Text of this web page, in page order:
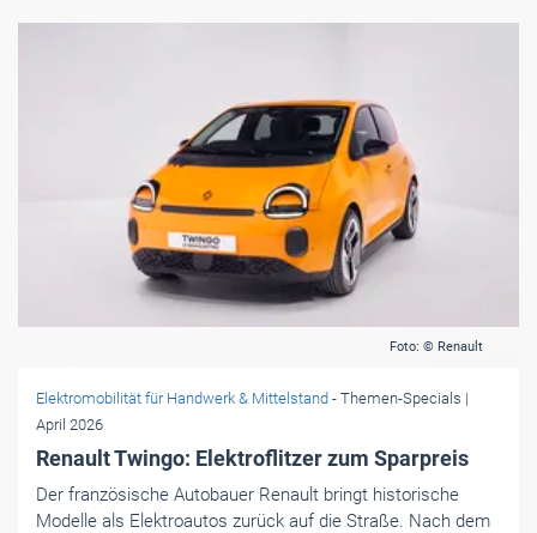
Foto: © Renault
Elektromobilität für Handwerk & Mittelstand - Themen-Specials |
April 2026
Renault Twingo: Elektroflitzer zum Sparpreis
Der französische Autobauer Renault bringt historische
Modelle als Elektroautos zurück auf die Straße. Nach dem